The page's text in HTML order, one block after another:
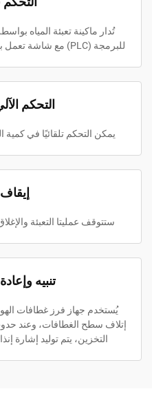
تُدار ماكينة تعبئة المياه
للبرمجة (PLC) مع شاشة تعمل باللمس كواجهة بين الإنسان والآلة.
التحكم
يمكن التحكم تلقائيًا في
ستتوقف عمليتا التعبئة
تنبيه
يُستخدم جهاز فرز غطافات
إتلاف سطح الغطافات، وعند
التخزين، يتم توليد إشارة